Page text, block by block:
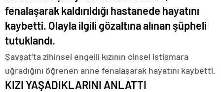
fenalaşarak kaldırıldığı hastanede hayatını
kaybetti. Olayla ilgili gözaltına alınan şüpheli
tutuklandı.
Şavşat’ta zihinsel engelli kızının cinsel istismara
uğradığını öğrenen anne fenalaşarak hayatını kaybetti.
KIZI YAŞADIKLARINI ANLATTI